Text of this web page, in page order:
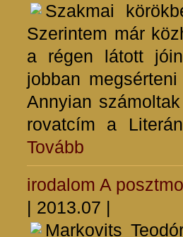
Szakmai
Szerintem már
a régen látott
jobban
Annyian
rovatcím a
Tovább
irodalom A
| 2013.07 |
Markovits